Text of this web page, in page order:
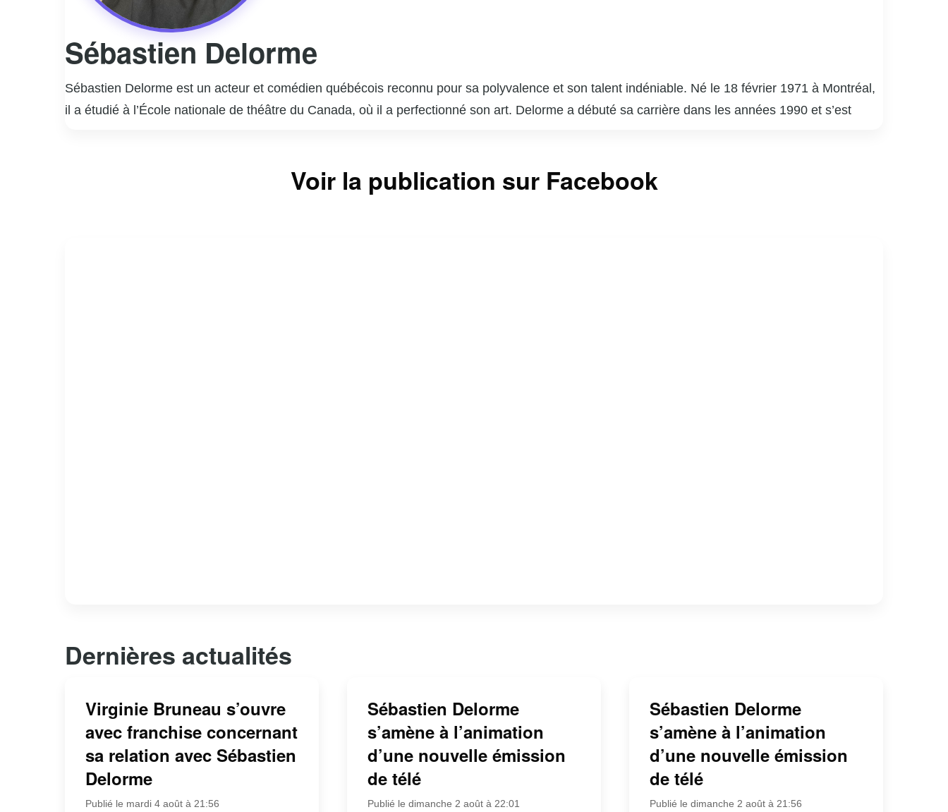
Sébastien Delorme
Sébastien Delorme est un acteur et comédien québécois reconnu pour sa polyvalence et son talent indéniable. Né le 18 février 1971 à Montréal,
il a étudié à l’École nationale de théâtre du Canada, où il a perfectionné son art. Delorme a débuté sa carrière dans les années 1990 et s’est
interprétation nuancée et authentique de personnages complexes lui a valu l’admiration du public et de la critique. En plus de ses performances à
Voir la publication sur Facebook
Dernières actualités
Virginie Bruneau s’ouvre
avec franchise concernant
sa relation avec Sébastien
Delorme
Publié le mardi 4 août à 21:56
Sébastien Delorme
s’amène à l’animation
d’une nouvelle émission
de télé
Publié le dimanche 2 août à 22:01
Sébastien Delorme
s’amène à l’animation
d’une nouvelle émission
de télé
Publié le dimanche 2 août à 21:56